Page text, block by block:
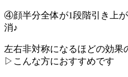
④顔半分全体が1段階引き上
消♪
左右非対称になるほどの効果
▷こんな方におすすめです